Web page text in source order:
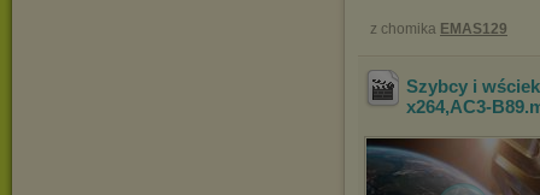
z chomika EMAS129
Szybcy i
x264,AC3-B89